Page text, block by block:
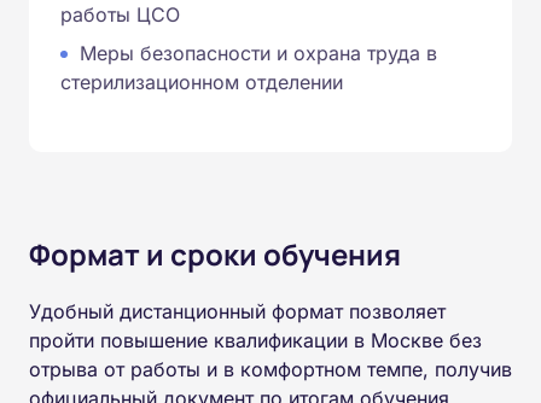
работы ЦСО
Меры безопасности и охрана труда в
стерилизационном отделении
Формат и сроки обучения
Удобный дистанционный формат позволяет
пройти повышение квалификации в Москве без
отрыва от работы и в комфортном темпе, получив
официальный документ по итогам обучения.